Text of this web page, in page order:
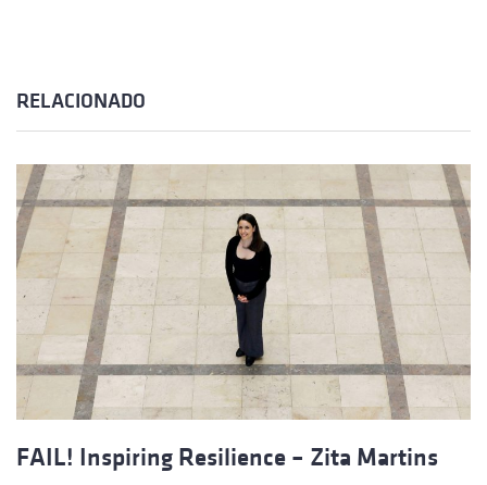
RELACIONADO
FAIL! Inspiring Resilience – Zita Martins